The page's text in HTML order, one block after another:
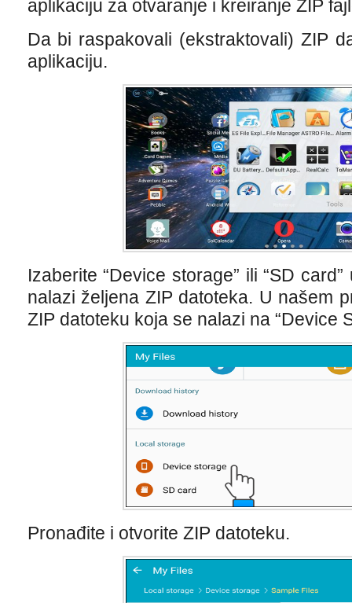
aplikaciju za otvaranje i kreiranje ZIP
Da bi raspakovali (ekstraktovali) ZIP
aplikaciju.
Izaberite “Device storage” ili “SD
nalazi željena ZIP datoteka. U našem
ZIP datoteku koja se nalazi na “Device
Pronađite i otvorite ZIP datoteku.